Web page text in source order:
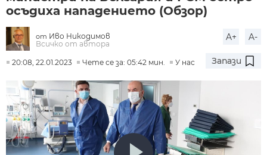
осъдиха нападението (Обзор)
от Иво Никодимов
Всичко от автора
A+ A-
20:08, 22.01.2023 Чете се за: 05:42 мин. У нас Запази